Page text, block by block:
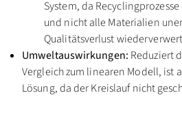
System, da
und nicht alle Materialien
Qualitätsverlust
Umweltauswirkungen: Reduziert
Vergleich zum linearen Modell, ist
Lösung, da der Kreislauf nicht